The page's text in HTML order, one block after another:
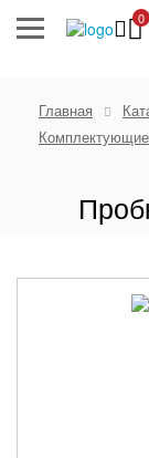
0
Главная